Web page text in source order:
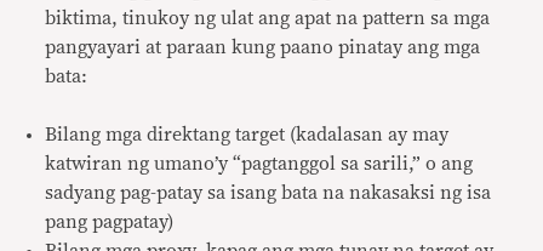
biktima, tinukoy ng ulat ang apat na pattern sa mga
pangyayari at paraan kung paano pinatay ang mga
bata:
Bilang mga direktang target (kadalasan ay may
katwiran ng umano’y “pagtanggol sa sarili,” o ang
sadyang pag-patay sa isang bata na nakasaksi ng isa
pang pagpatay)